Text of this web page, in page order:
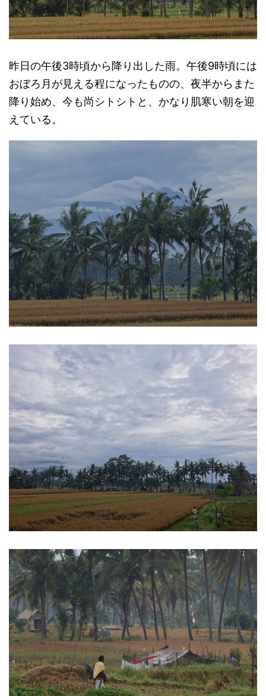
昨日の午後3時頃から降り出した雨。午後9時頃には
おぼろ月が見える程になったものの、夜半からまた
降り始め、今も尚シトシトと、かなり肌寒い朝を迎
えている。